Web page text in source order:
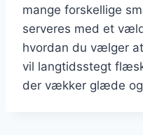
mange forskellige
serveres med et
hvordan du vælger
vil langtidsstegt
der vækker glæde